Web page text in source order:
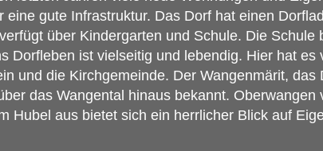
eine gute Infrastruktur. Das Dorf hat einen
über Kindergarten und Schule. Die
Dorfleben ist vielseitig und lebendig. Hier hat
und die Kirchgemeinde. Der Wangenmärit,
das Wangental hinaus bekannt.
Hubel aus bietet sich ein herrlicher Blick auf